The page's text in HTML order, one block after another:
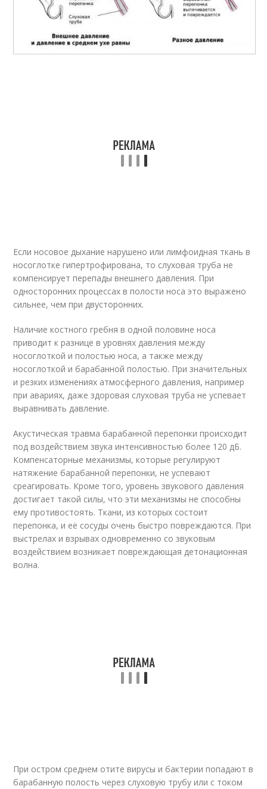
Если носовое дыхание нарушено или лимфоидная ткань в
носоглотке гипертрофирована, то слуховая труба не
компенсирует перепады внешнего давления. При
односторонних процессах в полости носа это выражено
сильнее, чем при двусторонних.
Наличие костного гребня в одной половине носа
приводит к разнице в уровнях давления между
носоглоткой и полостью носа, а также между
носоглоткой и барабанной полостью. При значительных
и резких изменениях атмосферного давления, например
при авариях, даже здоровая слуховая труба не успевает
выравнивать давление.
Акустическая травма барабанной перепонки происходит
под воздействием звука интенсивностью более 120 дБ.
Компенсаторные механизмы, которые регулируют
натяжение барабанной перепонки, не успевают
среагировать. Кроме того, уровень звукового давления
достигает такой силы, что эти механизмы не способны
ему противостоять. Ткани, из которых состоит
перепонка, и её сосуды очень быстро повреждаются. При
выстрелах и взрывах одновременно со звуковым
воздействием возникает повреждающая детонационная
волна.
При остром среднем отите вирусы и бактерии попадают в
барабанную полость через слуховую трубу или с током